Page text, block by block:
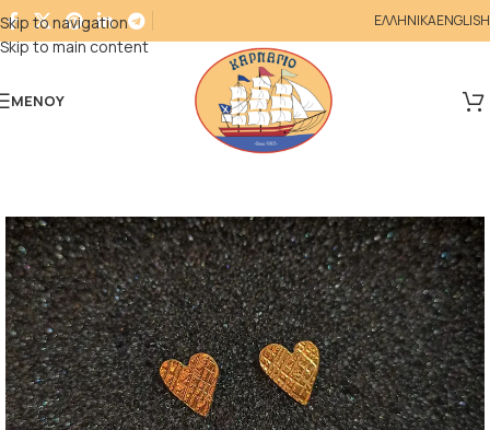
Skip to navigation
Skip to main content
ΕΛΛΗΝΙΚΑENGLISH
ΜΕΝΟΎ